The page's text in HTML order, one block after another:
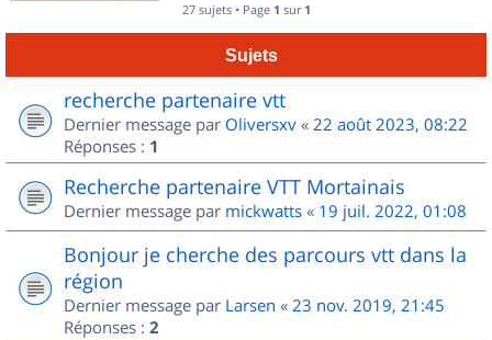
27 sujets • Page 1 sur 1
Sujets
recherche partenaire vtt
Dernier message par Oliversxv « 22 août 2023, 08:22
Réponses : 1
Recherche partenaire VTT Mortainais
Dernier message par mickwatts « 19 juil. 2022, 01:08
Bonjour je cherche des parcours vtt dans la
région
Dernier message par Larsen « 23 nov. 2019, 21:45
Réponses : 2